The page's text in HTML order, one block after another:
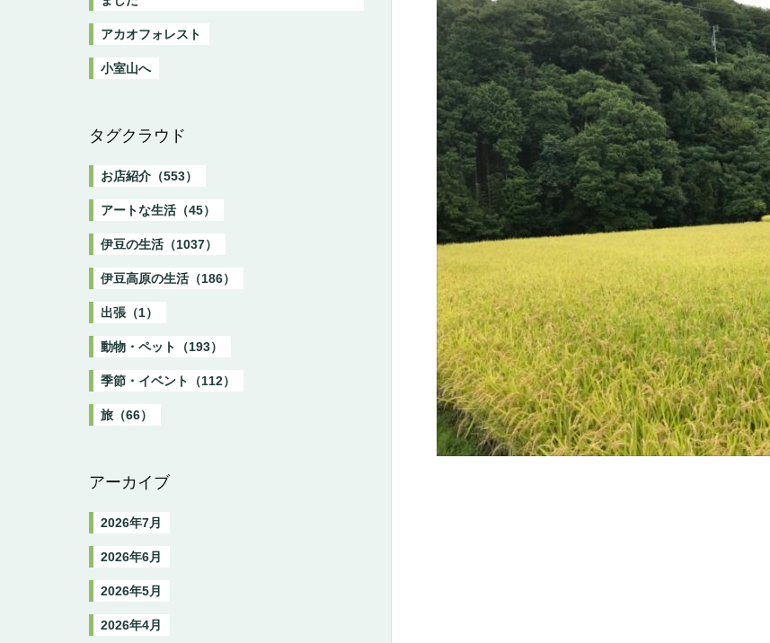
アカオフォレスト
小室山へ
タグクラウド
お店紹介（553）
アートな生活（45）
伊豆の生活（1037）
伊豆高原の生活（186）
出張（1）
動物・ペット（193）
季節・イベント（112）
旅（66）
アーカイブ
2026年7月
2026年6月
2026年5月
2026年4月